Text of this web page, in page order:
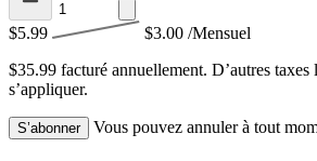
$5.99 $3.00 /Mensuel
$35.99 facturé annuellement. D’autres taxes
s’appliquer.
S’abonner Vous pouvez annuler à tout